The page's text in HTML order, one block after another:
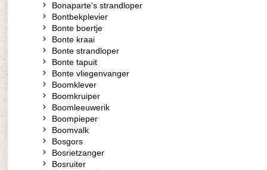
Bonaparte's strandloper
Bontbekplevier
Bonte boertje
Bonte kraai
Bonte strandloper
Bonte tapuit
Bonte vliegenvanger
Boomklever
Boomkruiper
Boomleeuwerik
Boompieper
Boomvalk
Bosgors
Bosrietzanger
Bosruiter